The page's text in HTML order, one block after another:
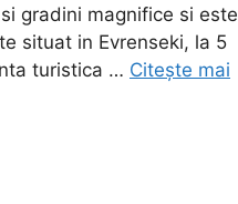
gradini magnifice si este
situat in Evrenseki, la 5
turistica … Citește mai